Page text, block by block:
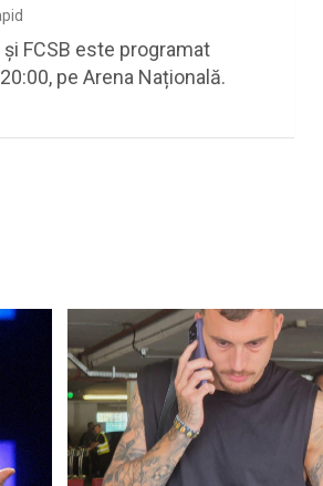
FCSB este programat
pe Arena Națională.